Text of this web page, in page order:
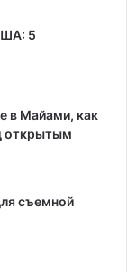
5
в Майами, как
открытым
съемной